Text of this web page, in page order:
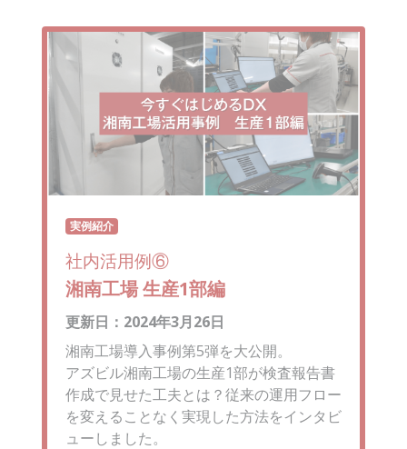
実例紹介
社内活用例⑥
湘南工場 生産1部編
更新日：2024年3月26日
湘南工場導入事例第5弾を大公開。
アズビル湘南工場の生産1部が検査報告書
作成で見せた工夫とは？従来の運用フロー
を変えることなく実現した方法をインタビ
ューしました。